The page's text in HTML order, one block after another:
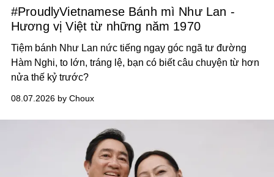
#ProudlyVietnamese Bánh mì Như Lan -
Hương vị Việt từ những năm 1970
Tiệm bánh Như Lan nức tiếng ngay góc ngã tư đường
Hàm Nghi, to lớn, tráng lệ, bạn có biết câu chuyện từ hơn
nửa thế kỷ trước?
08.07.2026 by Choux